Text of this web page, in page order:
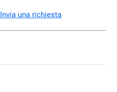
Invia una richiesta